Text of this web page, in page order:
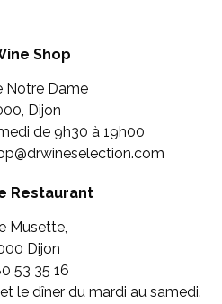
Shop
Notre Dame
Dijon
de 9h30 à 19h00
Restaurant
Musette,
Dijon
53 35 16
le dîner du mardi au samedi.